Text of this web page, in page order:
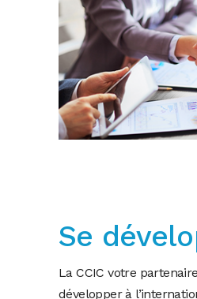
Se
La CCIC votre
développer à